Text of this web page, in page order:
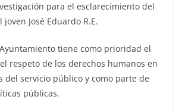
para el esclarecimiento del
José Eduardo R.E.
tiene como prioridad el
respeto de los derechos humanos en
del servicio público y como parte de
públicas.